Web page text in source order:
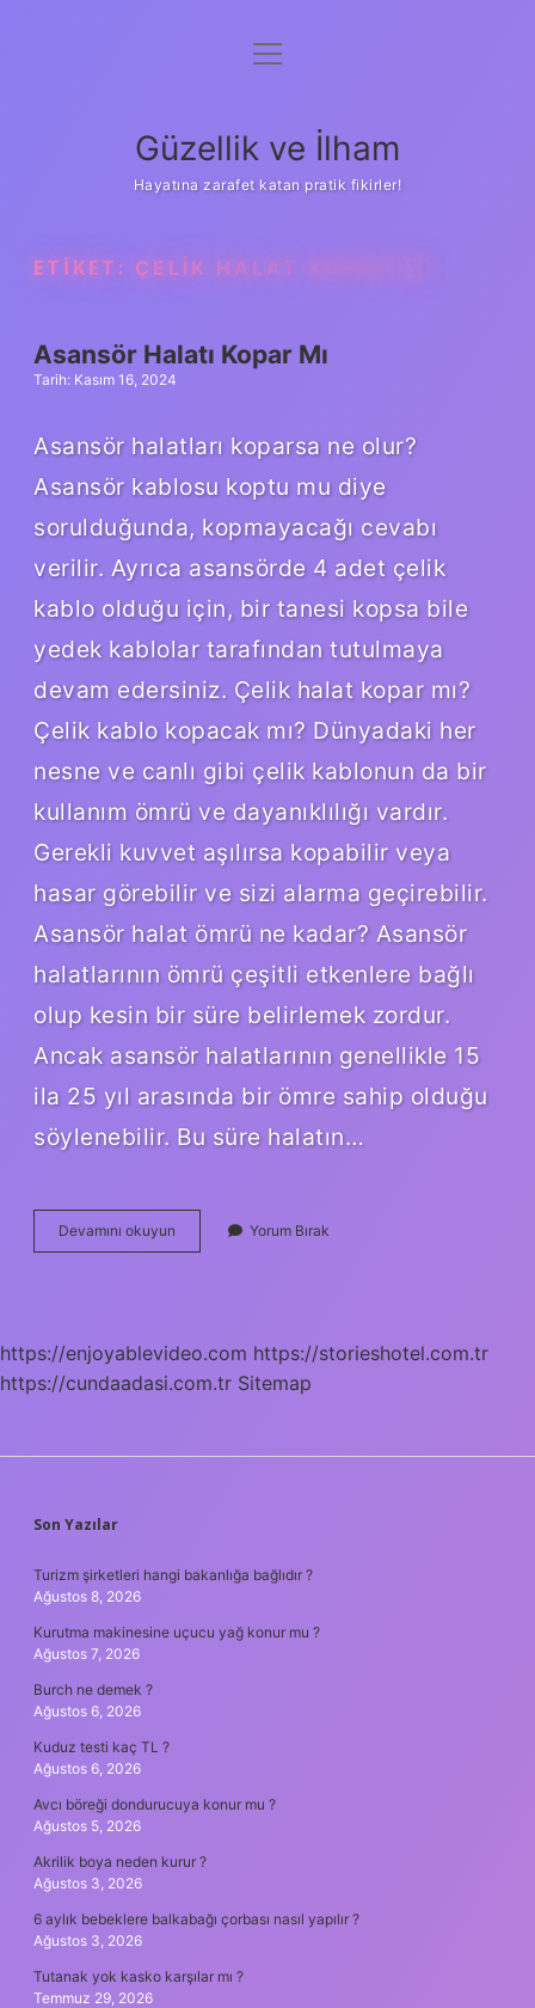
Anasayfa
Yasal Uyarı
menüyü
Güzellik ve İlham
Hayatına zarafet katan pratik fikirler!
ETIKET: ÇELIK HALAT KOPAR MI
Asansör Halatı Kopar Mı
Tarih: Kasım 16, 2024
Asansör halatları koparsa ne olur?
Asansör kablosu koptu mu diye
sorulduğunda, kopmayacağı cevabı
verilir. Ayrıca asansörde 4 adet çelik
kablo olduğu için, bir tanesi kopsa bile
yedek kablolar tarafından tutulmaya
devam edersiniz. Çelik halat kopar mı?
Çelik kablo kopacak mı? Dünyadaki her
nesne ve canlı gibi çelik kablonun da bir
kullanım ömrü ve dayanıklılığı vardır.
Gerekli kuvvet aşılırsa kopabilir veya
hasar görebilir ve sizi alarma geçirebilir.
Asansör halat ömrü ne kadar? Asansör
halatlarının ömrü çeşitli etkenlere bağlı
olup kesin bir süre belirlemek zordur.
Ancak asansör halatlarının genellikle 15
ila 25 yıl arasında bir ömre sahip olduğu
söylenebilir. Bu süre halatın…
Devamını okuyun
Halatı
Yorum Bırak
https://enjoyablevideo.com https://storieshotel.com.tr
https://cundaadasi.com.tr Sitemap
SIDEBAR
Son Yazılar
Turizm şirketleri hangi bakanlığa bağlıdır ?
Ağustos 8, 2026
Kurutma makinesine uçucu yağ konur mu ?
Ağustos 7, 2026
Burch ne demek ?
Ağustos 6, 2026
Kuduz testi kaç TL ?
Ağustos 6, 2026
Avcı böreği dondurucuya konur mu ?
Ağustos 5, 2026
Akrilik boya neden kurur ?
Ağustos 3, 2026
6 aylık bebeklere balkabağı çorbası nasıl yapılır ?
Ağustos 3, 2026
Tutanak yok kasko karşılar mı ?
Temmuz 29, 2026